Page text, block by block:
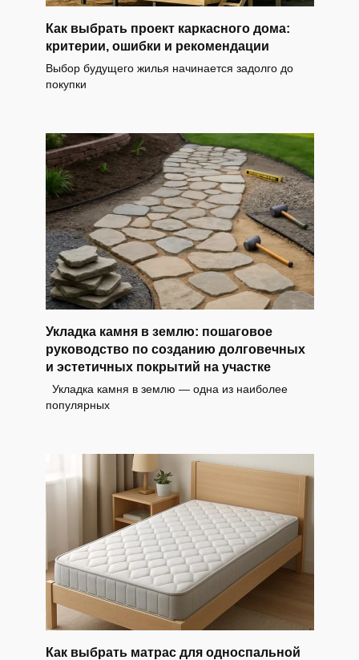
Как выбрать проект каркасного дома:
критерии, ошибки и рекомендации
Выбор будущего жилья начинается задолго до
покупки
Укладка камня в землю: пошаговое
руководство по созданию долговечных
и эстетичных покрытий на участке
Укладка камня в землю — одна из наиболее
популярных
Как выбрать матрас для односпальной